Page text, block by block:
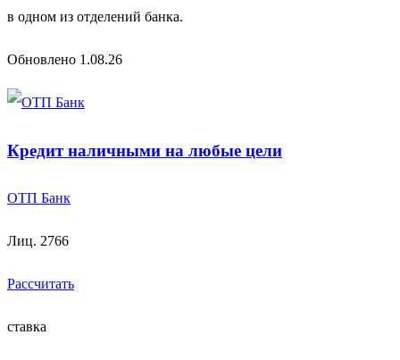
в одном из отделений банка.
Обновлено 1.08.26
Кредит наличными на любые цели
ОТП Банк
Лиц. 2766
Рассчитать
ставка